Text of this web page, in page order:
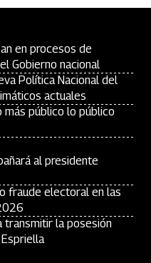
en procesos de
Gobierno nacional
Política Nacional del
actuales
más público lo público
al presidente
fraude electoral en las
transmitir la posesión